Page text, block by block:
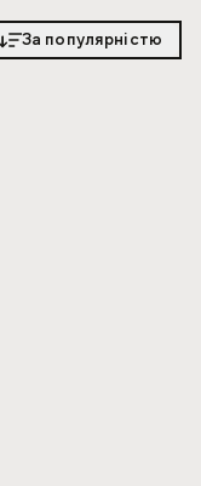
За популярністю